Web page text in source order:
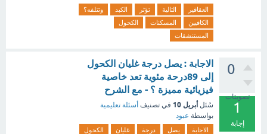
العقاقير التالية تؤثر الكبد
وتتلفه؟
الكافيين
المسكنات
الكحول
المستنشقات
0
تصويتات
1
إجابة
الاجابة : يصل درجة غليان الكحول
إلى 89درحة مئوية تعد خاصية
فيزيائية مميزة ؟ - مع الشرح
سُئل أبريل 10 في تصنيف أسئلة تعليمية
بواسطة عبود
الاجابة يصل درجة غليان
الكحول